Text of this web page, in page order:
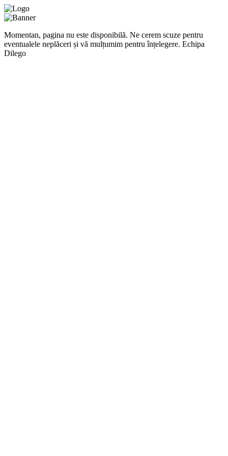
Momentan, pagina nu este disponibilă. Ne cerem scuze pentru
eventualele neplăceri și vă mulțumim pentru înțelegere. Echipa
Dilego